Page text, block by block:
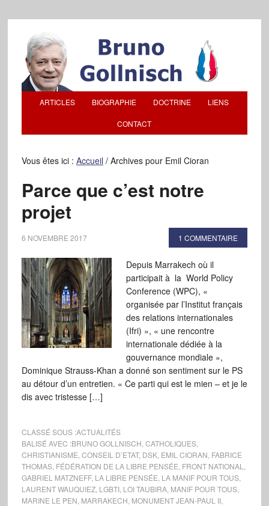
ARTICLES BIOGRAPHIE DOCTRINE LIENS
CONTACT
Vous êtes ici : Accueil /Archives pour Emil Cioran
Parce que c’est notre
projet
6 NOVEMBRE 2017 1 COMMENTAIRE
Depuis Marrakech où il
participait à la World Policy
Conference (WPC), «
organisée par l’Institut français
des relations internationales
(Ifri) », « une rencontre
internationale dédiée à la
gouvernance mondiale »,
Dominique Strauss-Khan a donné son sentiment sur le PS
au détour d’un entretien. « Ce parti qui est le mien – et je le
dis avec tristesse […]
CLASSÉ SOUS :ACTUALITÉS
BALISÉ AVEC :BRUNO GOLLNISCH CATHOLIQUES,
CHRISTIANISME CONSEIL D’ETAT, DSK, EMIL CIORAN FABRICE
THOMAS, FÉDÉRATION DE LA LIBRE PENSÉE FRONT NATIONAL
GABRIEL MATZNEFF, LA LIBRE PENSÉE LA MANIF POUR TOUS,
LAURENT WAUQUIEZ, LGBTI, LOI TAUBIRA, MANIF POUR TOUS,
MARINE LE PEN MARRAKECH MONUMENT JEAN-PAUL II,